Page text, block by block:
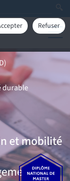
Refuser
durable
et mobilité